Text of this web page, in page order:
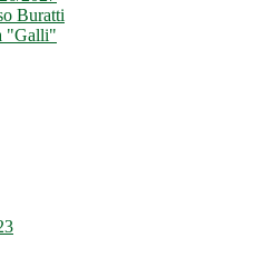
Buratti
"Galli"